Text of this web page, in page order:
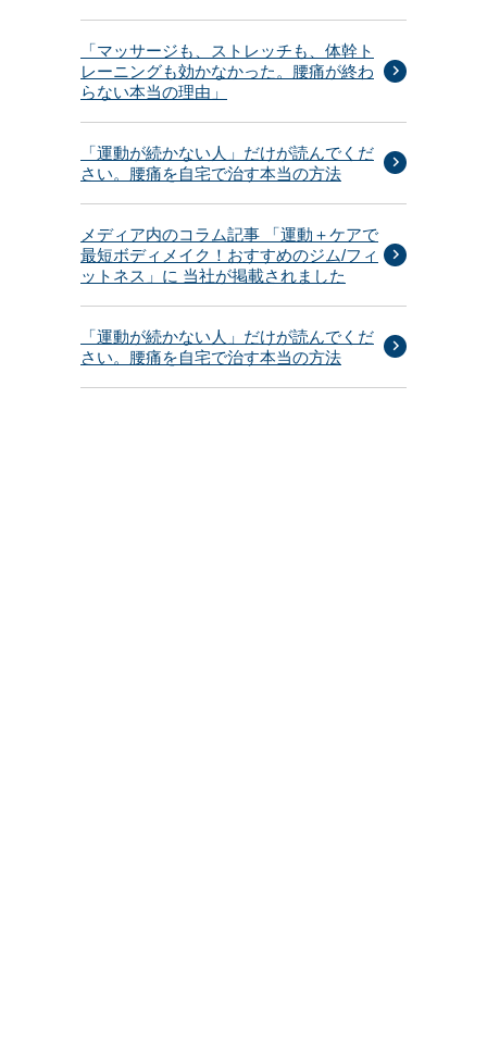
「マッサージも、ストレッチも、体幹ト
レーニングも効かなかった。腰痛が終わ
らない本当の理由」
「運動が続かない人」だけが読んでくだ
さい。腰痛を自宅で治す本当の方法
メディア内のコラム記事 「運動＋ケアで
最短ボディメイク！おすすめのジム/フィ
ットネス」に 当社が掲載されました
「運動が続かない人」だけが読んでくだ
さい。腰痛を自宅で治す本当の方法